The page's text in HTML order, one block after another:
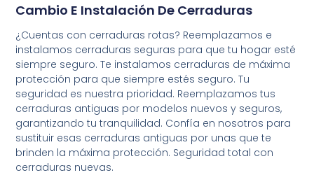
Cambio E Instalación De Cerraduras
¿Cuentas con cerraduras rotas? Reemplazamos e
instalamos cerraduras seguras para que tu hogar esté
siempre seguro. Te instalamos cerraduras de máxima
protección para que siempre estés seguro. Tu
seguridad es nuestra prioridad. Reemplazamos tus
cerraduras antiguas por modelos nuevos y seguros,
garantizando tu tranquilidad. Confía en nosotros para
sustituir esas cerraduras antiguas por unas que te
brinden la máxima protección. Seguridad total con
cerraduras nuevas.